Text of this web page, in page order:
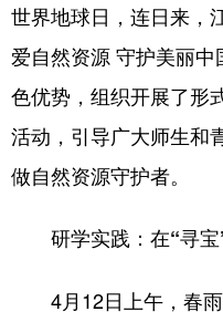
文化 书画
法律 中央文件
食品
彩票 娱乐
世界地球日，连日来，
爱自然资源 守护美丽
色优势，组织开展了形
活动，引导广大师生和
做自然资源守护者。
研学实践：在“寻
4月12日上午，春